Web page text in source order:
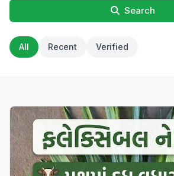
Search
All Recent Verified